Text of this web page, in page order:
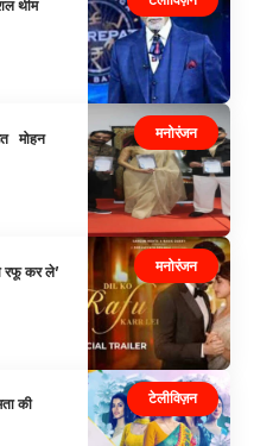
थीम
मनोरंजन
मोहन
मनोरंजन
रफू कर ले’
टेलीविज़न
की